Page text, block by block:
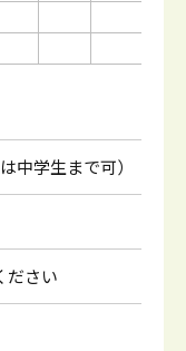
中学生まで可）
ださい